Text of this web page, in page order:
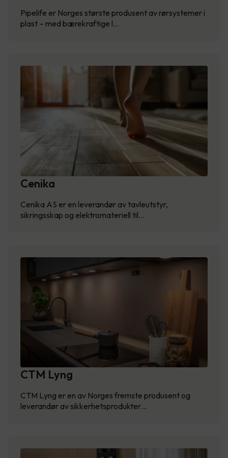
Pipelife er Norges største produsent av rørsystemer i
plast – med bærekraftige l…
Cenika
Cenika AS er en leverandør av tavleutstyr,
sikringsskap og elektromateriell til…
CTM Lyng
CTM Lyng er en av Norges fremste produsent og
leverandør av sikkerhetsprodukter…